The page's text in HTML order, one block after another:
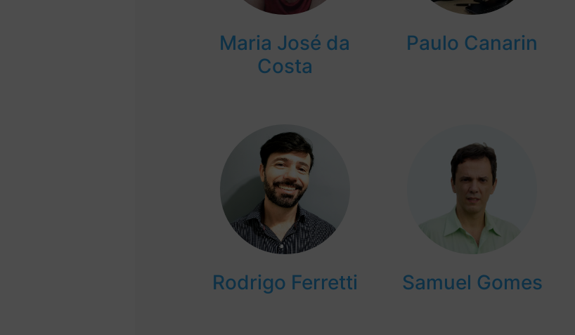
Maria José da
Costa
Paulo Canarin
Rodrigo Ferretti Samuel Gomes